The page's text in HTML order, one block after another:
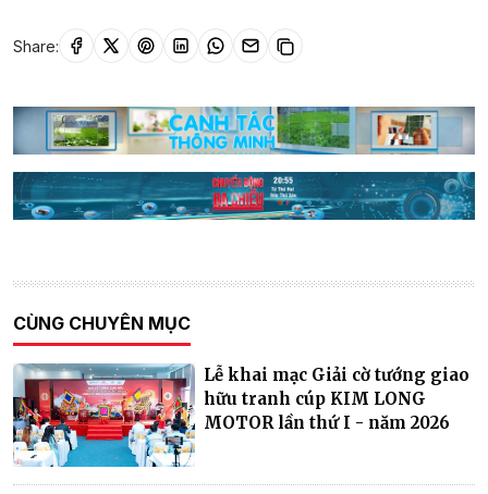
Share:
CÙNG CHUYÊN MỤC
Lễ khai mạc Giải cờ tướng giao
hữu tranh cúp KIM LONG
MOTOR lần thứ I - năm 2026